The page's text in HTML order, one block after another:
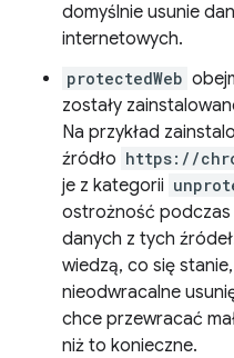
domyślnie usunie
internetowych.
protectedWeb
zostały
Na przykład
źródło https://
je z kategorii
ostrożność podczas
danych z tych
wiedzą, co się
nieodwracalne
chce przewracać
niż to konieczne.